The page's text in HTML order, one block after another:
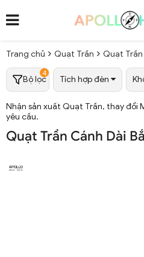
Trang chủ Quạt Trần Quạt Trần
Bộ lọc
4
Tích hợp đèn
Nhận sản xuất Quạt Trần, thay đổi
yêu cầu.
Quạt Trần Cánh Dài